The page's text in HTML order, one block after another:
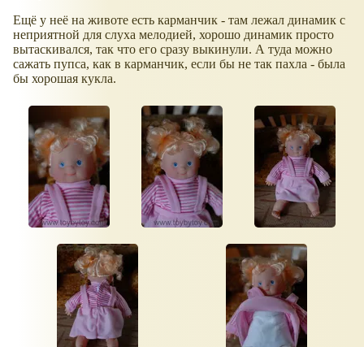
Ещё у неё на животе есть карманчик - там лежал динамик с
неприятной для слуха мелодией, хорошо динамик просто
вытаскивался, так что его сразу выкинули. А туда можно
сажать пупса, как в карманчик, если бы не так пахла - была
бы хорошая кукла.